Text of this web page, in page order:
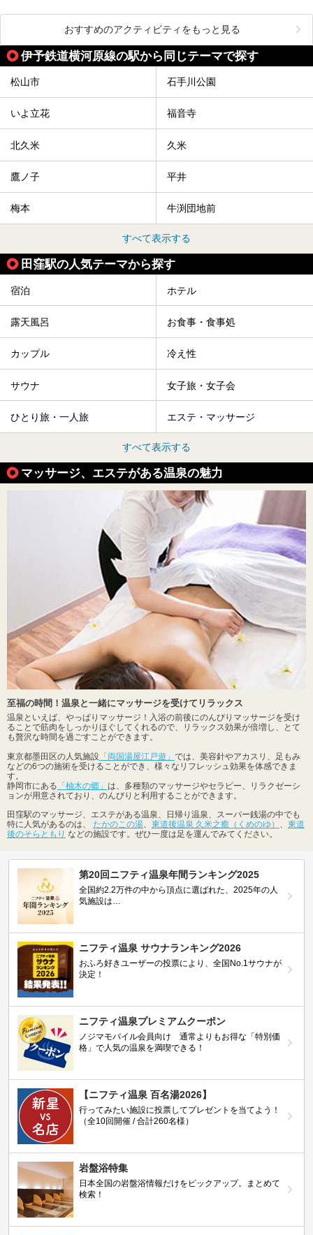
おすすめのアクティビティをもっと見る
伊予鉄道横河原線の駅から同じテーマで探す
松山市 石手川公園
いよ立花 福音寺
北久米 久米
鷹ノ子 平井
梅本 牛渕団地前
すべて表示する
田窪駅の人気テーマから探す
宿泊 ホテル
露天風呂 お食事・食事処
カップル 冷え性
サウナ 女子旅・女子会
ひとり旅・一人旅 エステ・マッサージ
すべて表示する
マッサージ、エステがある温泉の魅力
至福の時間！温泉と一緒にマッサージを受けてリラックス
温泉といえば、やっぱりマッサージ！入浴の前後にのんびりマッサージを受け
ることで筋肉をしっかりほぐしてくれるので、リラックス効果が倍増し、とて
も贅沢な時間を過ごすことができます。
東京都墨田区の人気施設 「両国湯屋江戸遊」 では、美容針やアカスリ、足もみ
などの6つの施術を受けることができ、様々なリフレッシュ効果を体感できま
す。
静岡市にある 「柚木の郷」 は、多種類のマッサージやセラピー、リラクゼーシ
ョンが用意されており、のんびりと利用することができます。
田窪駅のマッサージ、エステがある温泉、日帰り温泉、スーパー銭湯の中でも
特に人気があるのは、 たかのこの湯 東道後温泉 久米之癒（くめのゆ）
東道
後のそらともり などの施設です。ぜひ一度は足を運んでみてください。
第20回ニフティ温泉年間ランキング2025
全国約2.2万件の中から頂点に選ばれた、2025年の人
気施設は…
ニフティ温泉 サウナランキング2026
おふろ好きユーザーの投票により、全国No.1サウナが
決定！
ニフティ温泉プレミアムクーポン
ノジマモバイル会員向け 通常よりもお得な「特別価
格」で人気の温泉を満喫できる！
【ニフティ温泉 百名湯2026】
行ってみたい施設に投票してプレゼントを当てよう！
（全10回開催 / 合計260名様）
岩盤浴特集
日本全国の岩盤浴情報だけをピックアップ。まとめて
検索！